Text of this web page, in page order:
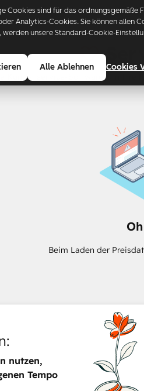
Cookies sind für das
Analytics-Cookies. Sie können
unsere Standard-Cookie-
Cookies
Alle Ablehnen
Kundenservice-Software, um Ihre
Beim Laden der
nutzen,
Tempo